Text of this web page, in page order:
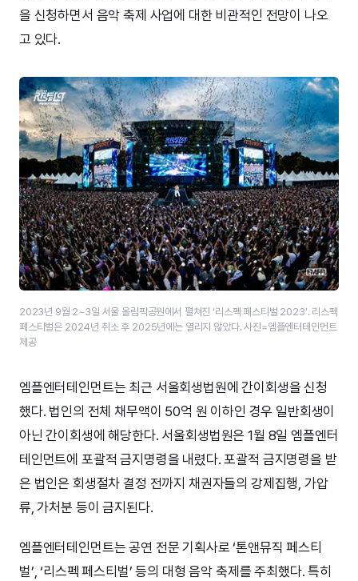
을 신청하면서 음악 축제 사업에 대한 비관적인 전망이 나오
고 있다.
2023년 9월 2~3일 서울 올림픽공원에서 펼쳐진 ‘리스펙 페스티벌 2023’. 리스펙
페스티벌은 2024년 취소 후 2025년에는 열리지 않았다. 사진=엠플엔터테인먼트
제공
엠플엔터테인먼트는 최근 서울회생법원에 간이회생을 신청
했다. 법인의 전체 채무액이 50억 원 이하인 경우 일반회생이
아닌 간이회생에 해당한다. 서울회생법원은 1월 8일 엠플엔터
테인먼트에 포괄적 금지명령을 내렸다. 포괄적 금지명령을 받
은 법인은 회생절차 결정 전까지 채권자들의 강제집행, 가압
류, 가처분 등이 금지된다.
엠플엔터테인먼트는 공연 전문 기획사로 ‘톤앤뮤직 페스티
벌’, ‘리스펙 페스티벌’ 등의 대형 음악 축제를 주최했다. 특히